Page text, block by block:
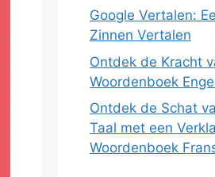
Google Vertalen:
Zinnen Vertalen
Ontdek de Kracht
Woordenboek
Ontdek de Schat
Taal met een
Woordenboek